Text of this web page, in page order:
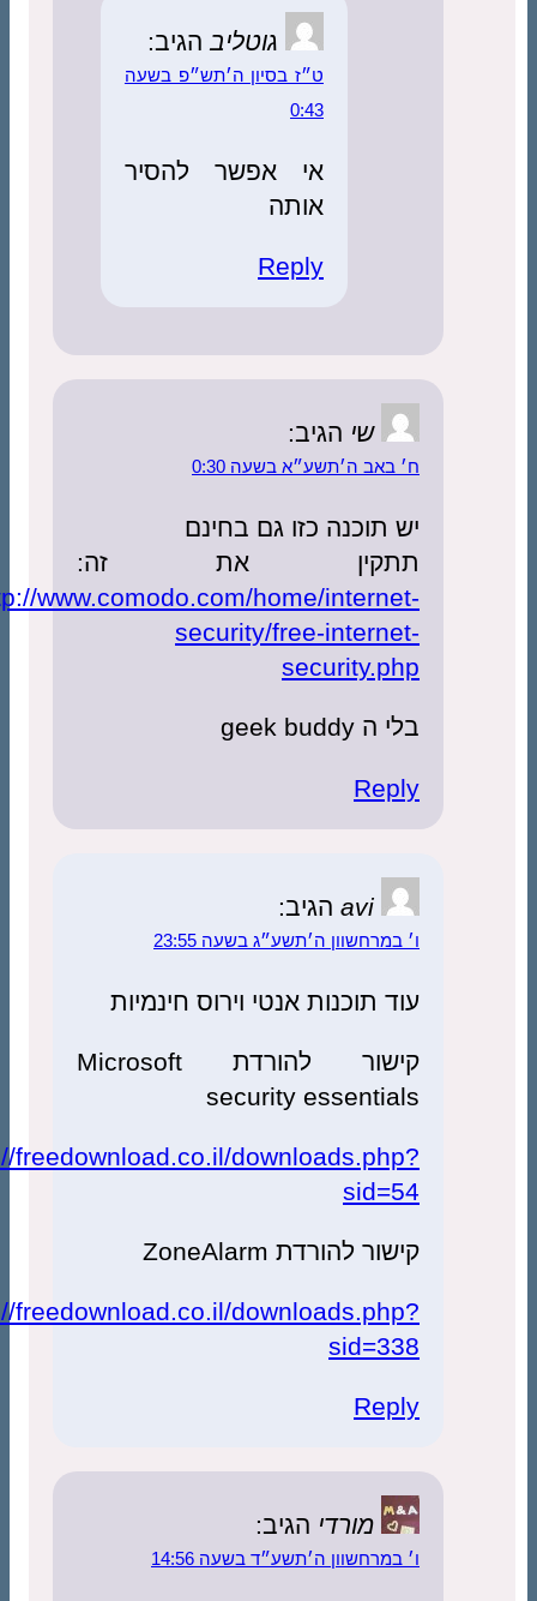
גוטליב הגיב:
ט״ז בסיון ה׳תש״פ בשעה
אי אפשר להסיר
אותה
Reply
שי הגיב:
ח׳ באב ה׳תשע״א בשעה 0:30
יש תוכנה כזו גם בחינם
תתקין את זה:
http://www.comodo.com/home/internet-
security/free-internet-
security.php
בלי ה geek buddy
Reply
avi הגיב:
ו׳ במרחשוון ה׳תשע״ג בשעה 23:55
עוד תוכנות אנטי וירוס חינמיות
קישור להורדת Microsoft
security essentials
http://freedownload.co.il/downloads.php?
sid=54
קישור להורדת ZoneAlarm
http://freedownload.co.il/downloads.php?
sid=338
Reply
מורדי הגיב:
ו׳ במרחשוון ה׳תשע״ד בשעה 14:56